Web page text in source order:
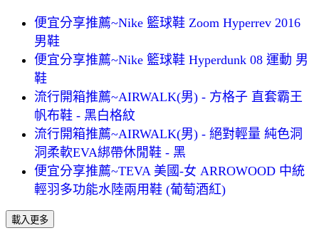
便宜分享推薦~Nike 籃球鞋 Zoom Hyperrev 2016
男鞋
便宜分享推薦~Nike 籃球鞋 Hyperdunk 08 運動 男
鞋
流行開箱推薦~AIRWALK(男) - 方格子 直套霸王
帆布鞋 - 黑白格紋
流行開箱推薦~AIRWALK(男) - 絕對輕量 純色洞
洞柔軟EVA綁帶休閒鞋 - 黑
便宜分享推薦~TEVA 美國-女 ARROWOOD 中統
輕羽多功能水陸兩用鞋 (葡萄酒紅)
載入更多